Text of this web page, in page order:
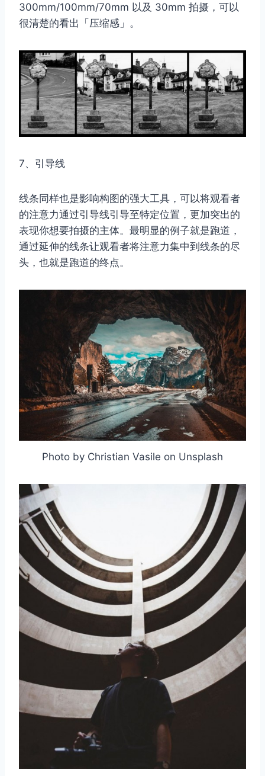
300mm/100mm/70mm 以及 30mm 拍摄，可以
很清楚的看出「压缩感」。
7、引导线
线条同样也是影响构图的强大工具，可以将观看者
的注意力通过引导线引导至特定位置，更加突出的
表现你想要拍摄的主体。最明显的例子就是跑道，
通过延伸的线条让观看者将注意力集中到线条的尽
头，也就是跑道的终点。
Photo by Christian Vasile on Unsplash